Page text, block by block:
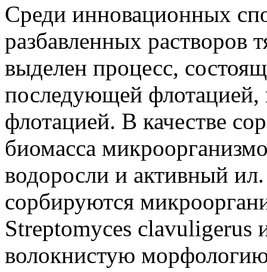
Среди инновационных
разбавленных растворов
выделен процесс,
последующей
флотацией. В качестве
биомасса
водоросли и активный
сорбируются
Streptomyces clavuligerus
волокнистую